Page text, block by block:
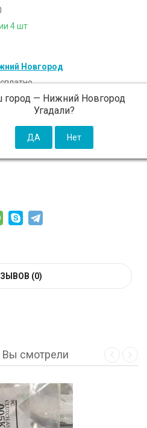
4 шт
Новгород
город — Нижний Новгород
Угадали?
августа - 300 ₽ (от 5 000 ₽
(0)
Вы смотрели